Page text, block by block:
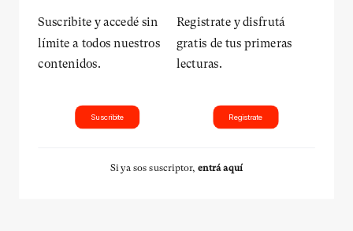
Suscribite y accedé sin
límite a todos nuestros
contenidos.
Suscribite
Registrate y disfrutá
gratis de tus primeras
lecturas.
Registrate
Si ya sos suscriptor, entrá aquí